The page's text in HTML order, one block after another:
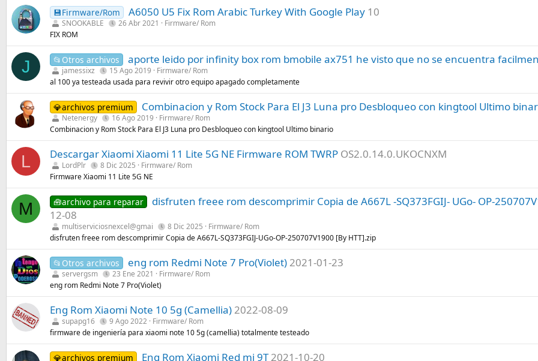
💾Firmware/Rom A6050 U5 Fix Rom Arabic Turkey With Google Play 10
SNOOKABLE 26 Abr 2021
Firmware/ Rom
FIX ROM
J 📂Otros archivos aporte leido por infinity box rom bmobile ax751 he visto que no se encuentra
jamessixz 15 Ago 2019
Firmware/ Rom
al 100 ya testeada usada para revivir otro equipo apagado completamente
💎archivos premium Combinacion y Rom Stock Para El J3 Luna pro Desbloqueo con kingtool Ultimo
Netenergy 16 Ago 2019
Firmware/ Rom
Combinacion y Rom Stock Para El J3 Luna pro Desbloqueo con kingtool Ultimo binario
L Descargar Xiaomi Xiaomi 11 Lite 5G NE Firmware ROM TWRP OS2.0.14.0.UKOCNXM
LordPlr 8 Dic 2025
Firmware/ Rom
Firmware Xiaomi 11 Lite 5G NE
M 🧰archivo para reparar disfruten freee rom descomprimir Copia de A667L -SQ373FGIJ- UGo- OP-
12-08
multiserviciosnexcel@gmai 8 Dic 2025
Firmware/ Rom
disfruten freee rom descomprimir Copia de A667L-SQ373FGIJ-UGo-OP-250707V1900 [By HTT].zip
📂Otros archivos eng rom Redmi Note 7 Pro(Violet) 2021-01-23
servergsm 23 Ene 2021
Firmware/ Rom
eng rom Redmi Note 7 Pro(Violet)
Eng Rom Xiaomi Note 10 5g (Camellia) 2022-08-09
supapg16 9 Ago 2022 Firmware/ Rom
firmware de ingeniería para xiaomi note 10 5g (camellia) totalmente testeado
💎archivos premium Eng Rom Xiaomi Red mi 9T 2021-10-20